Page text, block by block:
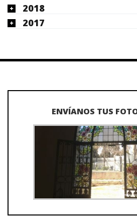
2018
2017
ENVÍANOS TUS